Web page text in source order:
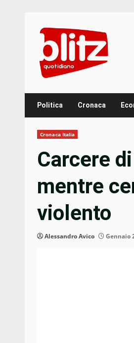
content
Politica Cronaca
Cronaca Italia
Carcere
mentre
violento
Alessandro Avico Gennaio